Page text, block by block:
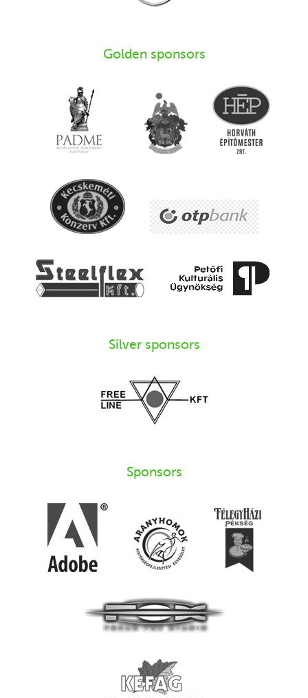
Golden sponsors
Silver sponsors
Sponsors